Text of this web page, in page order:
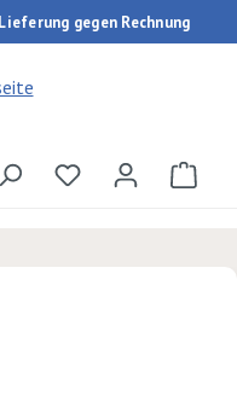
gegen Rechnung
Du hast 0